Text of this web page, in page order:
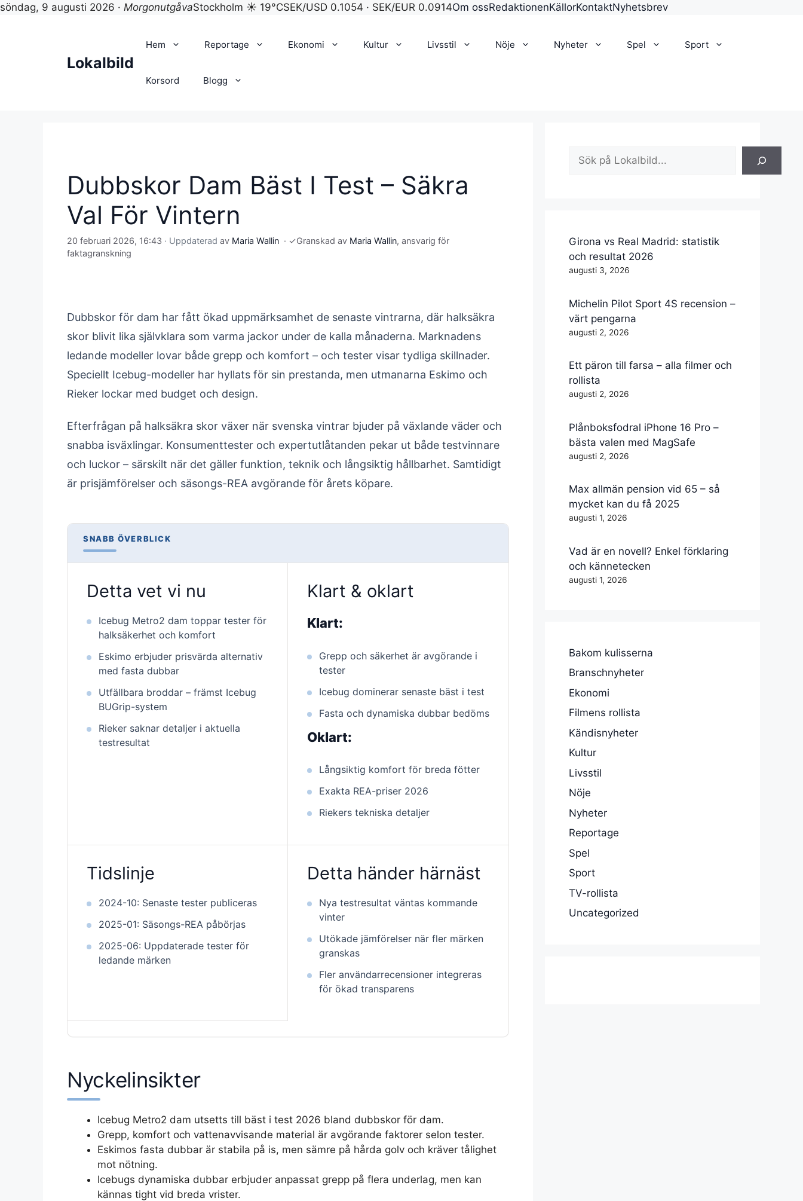
söndag, 9 augusti 2026 · MorgonutgåvaStockholm ☀ 19°CSEK/USD 0.1054 · SEK/EUR 0.0914Om ossRedaktionenKällorKontaktNyhetsbrev
Lokalbild
Hem Reportage Ekonomi Kultur Livsstil Nöje Nyheter Spel Sport
Korsord Blogg
Dubbskor Dam Bäst I Test – Säkra
Val För Vintern
20 februari 2026, 16:43 · Uppdaterad av Maria Wallin · ✓Granskad av Maria Wallin, ansvarig för
faktagranskning
Dubbskor för dam har fått ökad uppmärksamhet de senaste vintrarna, där halksäkra
skor blivit lika självklara som varma jackor under de kalla månaderna. Marknadens
ledande modeller lovar både grepp och komfort – och tester visar tydliga skillnader.
Speciellt Icebug-modeller har hyllats för sin prestanda, men utmanarna Eskimo och
Rieker lockar med budget och design.
Efterfrågan på halksäkra skor växer när svenska vintrar bjuder på växlande väder och
snabba isväxlingar. Konsumenttester och expertutlåtanden pekar ut både testvinnare
och luckor – särskilt när det gäller funktion, teknik och långsiktig hållbarhet. Samtidigt
är prisjämförelser och säsongs-REA avgörande för årets köpare.
SNABB ÖVERBLICK
Detta vet vi nu
Icebug Metro2 dam toppar tester för
halksäkerhet och komfort
Eskimo erbjuder prisvärda alternativ
med fasta dubbar
Utfällbara broddar – främst Icebug
BUGrip-system
Rieker saknar detaljer i aktuella
testresultat
Klart & oklart
Klart:
Grepp och säkerhet är avgörande i
tester
Icebug dominerar senaste bäst i test
Fasta och dynamiska dubbar bedöms
Oklart:
Långsiktig komfort för breda fötter
Exakta REA-priser 2026
Riekers tekniska detaljer
Tidslinje
2024-10: Senaste tester publiceras
2025-01: Säsongs-REA påbörjas
2025-06: Uppdaterade tester för
ledande märken
Detta händer härnäst
Nya testresultat väntas kommande
vinter
Utökade jämförelser när fler märken
granskas
Fler användarrecensioner integreras
för ökad transparens
Nyckelinsikter
Icebug Metro2 dam utsetts till bäst i test 2026 bland dubbskor för dam.
Grepp, komfort och vattenavvisande material är avgörande faktorer selon tester.
Eskimos fasta dubbar är stabila på is, men sämre på hårda golv och kräver tålighet
mot nötning.
Icebugs dynamiska dubbar erbjuder anpassat grepp på flera underlag, men kan
kännas tight vid breda vrister.
Sök
Girona vs Real Madrid: statistik
och resultat 2026
augusti 3, 2026
Michelin Pilot Sport 4S recension –
värt pengarna
augusti 2, 2026
Ett päron till farsa – alla filmer och
rollista
augusti 2, 2026
Plånboksfodral iPhone 16 Pro –
bästa valen med MagSafe
augusti 2, 2026
Max allmän pension vid 65 – så
mycket kan du få 2025
augusti 1, 2026
Vad är en novell? Enkel förklaring
och kännetecken
augusti 1, 2026
Bakom kulisserna
Branschnyheter
Ekonomi
Filmens rollista
Kändisnyheter
Kultur
Livsstil
Nöje
Nyheter
Reportage
Spel
Sport
TV-rollista
Uncategorized